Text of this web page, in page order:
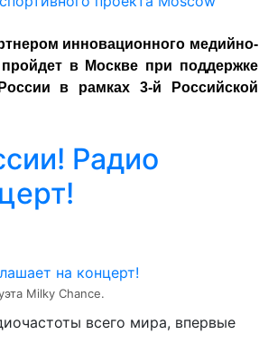
инновационного медийно-
в Москве при поддержке
в рамках 3-й Российской
Радио
Milky Chance.
всего мира, впервые